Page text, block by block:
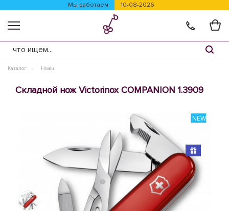
Мы работаем 10-08-2026
Каталог Ножи
Складной нож Victorinox COMPANION 1.3909
NEW